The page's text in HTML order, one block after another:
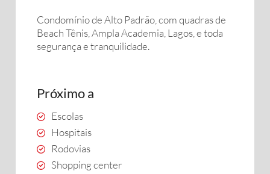
Condomínio de Alto Padrão, com quadras de
Beach Tênis, Ampla Academia, Lagos, e toda
segurança e tranquilidade.
Próximo a
Escolas
Hospitais
Rodovias
Shopping center